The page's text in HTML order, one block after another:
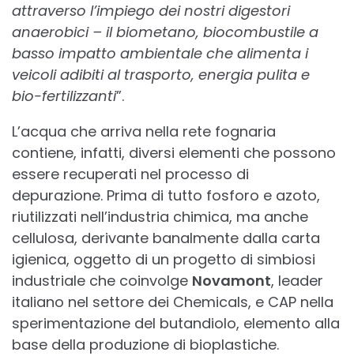
attraverso l’impiego dei nostri digestori
anaerobici – ilbiometano, biocombustile a
basso impatto ambientale che alimenta i
veicoli adibiti al trasporto, energia pulita e
bio-fertilizzanti”.
L’acqua che arriva nella rete fognaria
contiene, infatti, diversi elementi che possono
essere recuperati nel processo di
depurazione. Prima di tutto fosforo e azoto,
riutilizzati nell’industria chimica, ma anche
cellulosa, derivante banalmente dalla carta
igienica, oggetto di un progetto di simbiosi
industriale che coinvolge Novamont, leader
italiano nel settore dei Chemicals, e CAP nella
sperimentazione del butandiolo, elemento alla
base della produzione di bioplastiche.